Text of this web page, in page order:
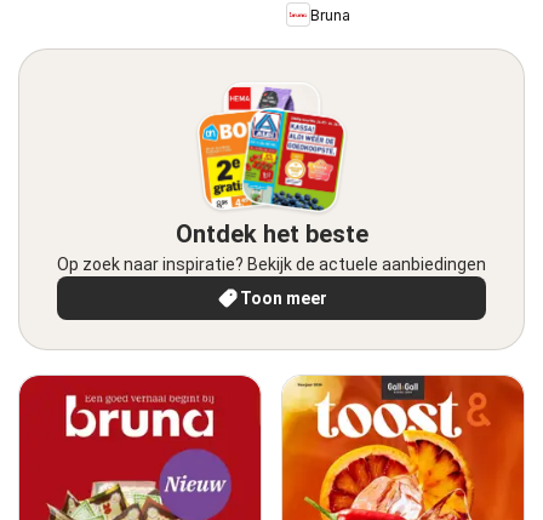
Bruna
Ontdek het beste
Op zoek naar inspiratie? Bekijk de actuele aanbiedingen
Toon meer